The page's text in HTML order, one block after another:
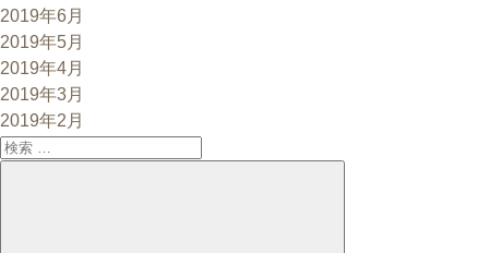
2019年6月
2019年5月
2019年4月
2019年3月
2019年2月
検